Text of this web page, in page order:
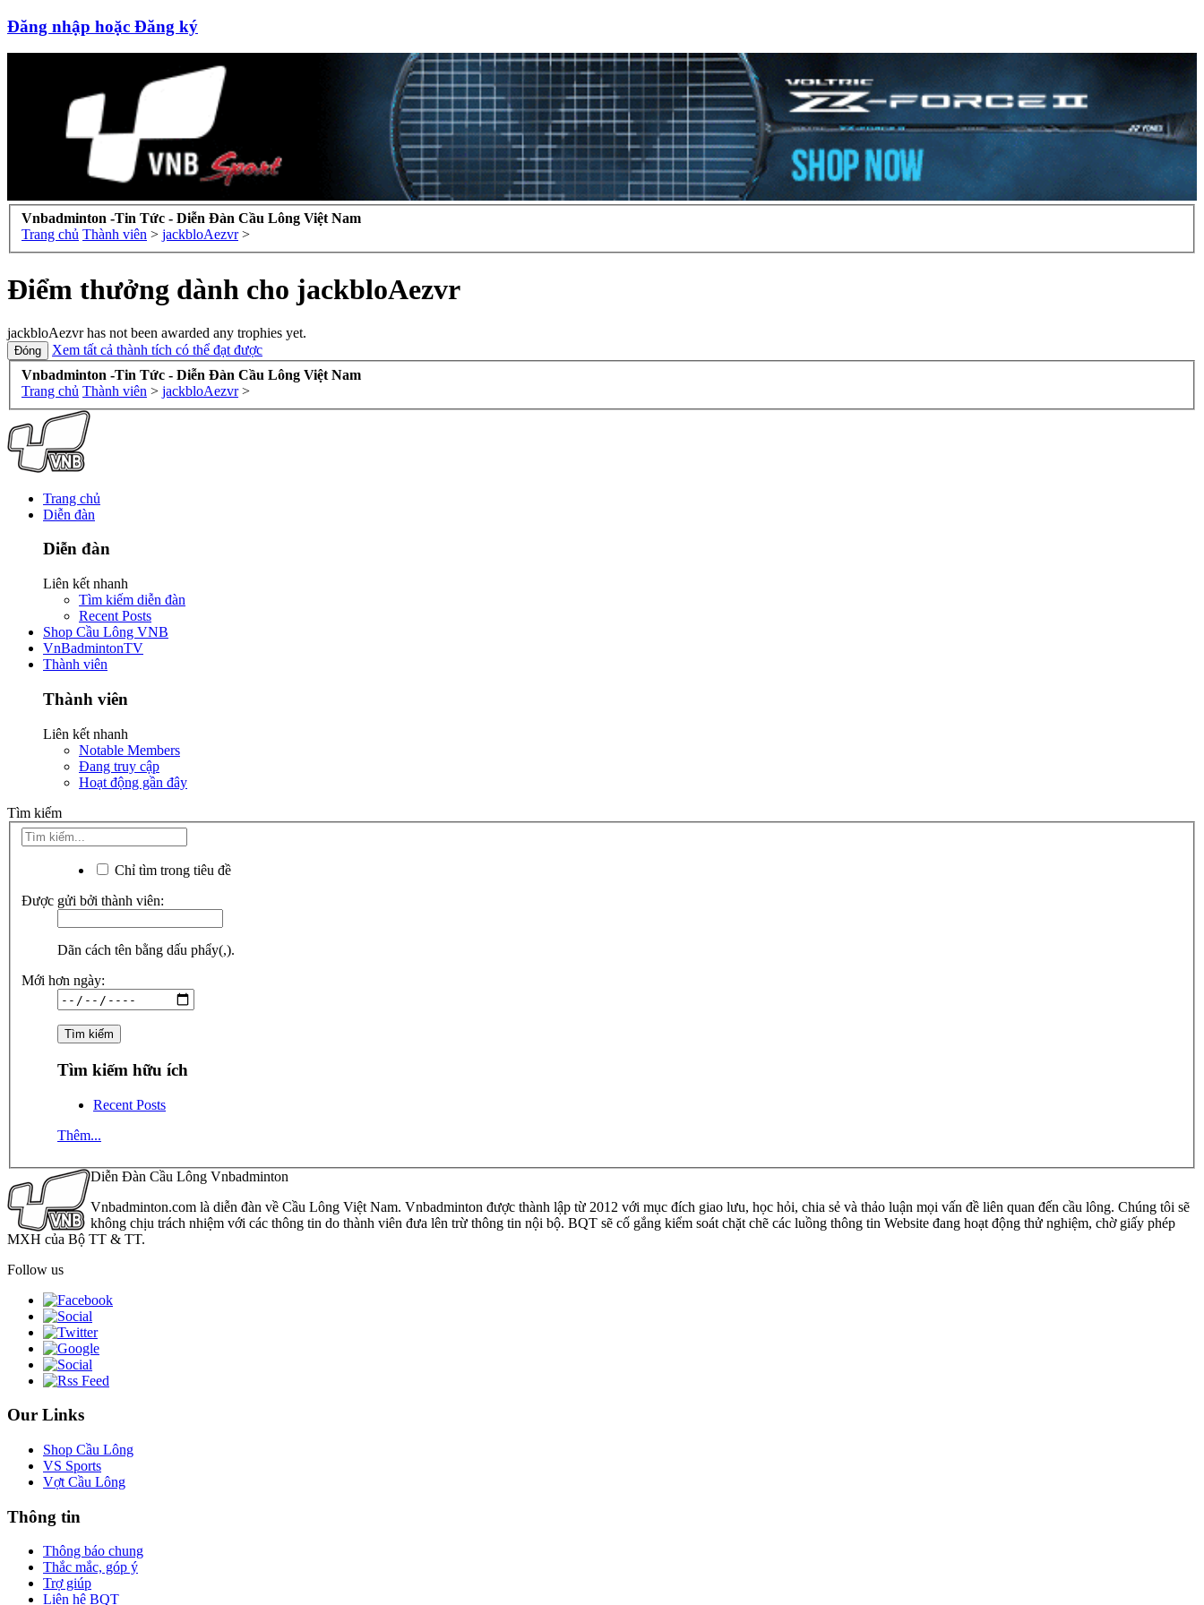
Đăng nhập hoặc Đăng ký
Vnbadminton -Tin Tức - Diễn Đàn Cầu Lông Việt Nam
Trang chủ Thành viên > jackbloAezvr >
Điểm thưởng dành cho jackbloAezvr
jackbloAezvr has not been awarded any trophies yet.
Xem tất cả thành tích có thể đạt được
Vnbadminton -Tin Tức - Diễn Đàn Cầu Lông Việt Nam
Trang chủ Thành viên > jackbloAezvr >
Trang chủ
Diễn đàn
Diễn đàn
Liên kết nhanh
Tìm kiếm diễn đàn
Recent Posts
Shop Cầu Lông VNB
VnBadmintonTV
Thành viên
Thành viên
Liên kết nhanh
Notable Members
Đang truy cập
Hoạt động gần đây
Tìm kiếm
Chỉ tìm trong tiêu đề
Được gửi bởi thành viên:
Dãn cách tên bằng dấu phẩy(,).
Mới hơn ngày:
Tìm kiếm hữu ích
Recent Posts
Thêm...
Diễn Đàn Cầu Lông Vnbadminton
Vnbadminton.com là diễn đàn về Cầu Lông Việt Nam. Vnbadminton được thành lập từ 2012 với mục đích giao lưu, học hỏi, chia sẻ và thảo luận mọi vấn đề liên quan đến cầu lông. Chúng tôi sẽ
không chịu trách nhiệm với các thông tin do thành viên đưa lên trừ thông tin nội bộ. BQT sẽ cố gắng kiểm soát chặt chẽ các luồng thông tin Website đang hoạt động thử nghiệm, chờ giấy phép
MXH của Bộ TT & TT.
Follow us
Our Links
Shop Cầu Lông
VS Sports
Vợt Cầu Lông
Thông tin
Thông báo chung
Thắc mắc, góp ý
Trợ giúp
Liên hệ BQT